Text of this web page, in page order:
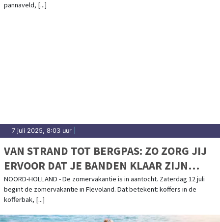
pannaveld, [...]
7 juli 2025, 8:03 uur
VAN STRAND TOT BERGPAS: ZO ZORG JIJ
ERVOOR DAT JE BANDEN KLAAR ZIJN
VOOR ELKE VAKANTIE
NOORD-HOLLAND - De zomervakantie is in aantocht. Zaterdag 12 juli
begint de zomervakantie in Flevoland. Dat betekent: koffers in de
kofferbak, [...]